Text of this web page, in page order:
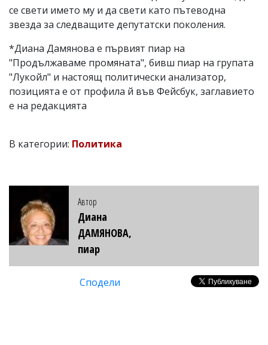
се свети името му и да свети като пътеводна
звезда за следващите депутатски поколения.
*Диана Дамянова е първият пиар на
"Продължаваме промяната", бивш пиар на групата
"Лукойл" и настоящ политически анализатор,
позицията е от профила й във Фейсбук, заглавието
е на редакцията
В категории: Политика
Автор
Диана
ДАМЯНОВА,
пиар
Сподели